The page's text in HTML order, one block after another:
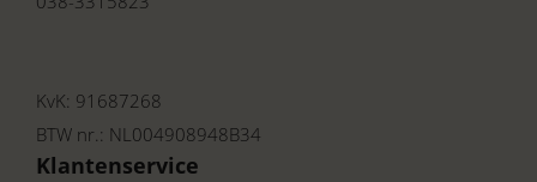
op diverse ondergronden
Sleehak 7 CM
KvK: 91687268
BTW nr.: NL004908948B34
Klantenservice